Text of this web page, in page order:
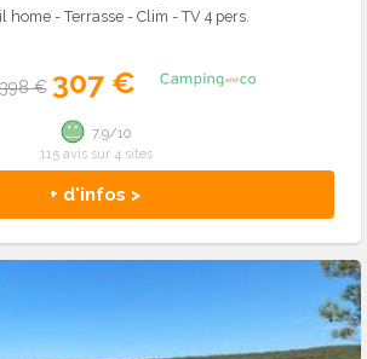
home - Terrasse - Clim - TV 4 pers.
€ 307 €
+ d'infos >
7.9/10
115 avis sur 4 sites